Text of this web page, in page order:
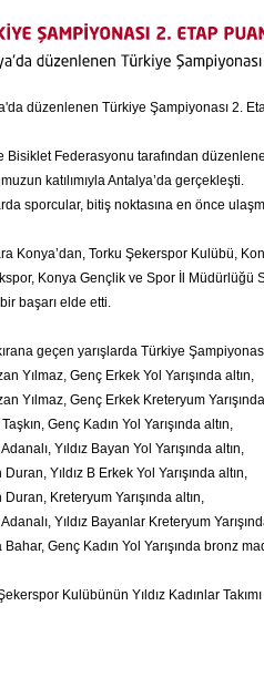
düzenlenen Türkiye Şampiyonası 2.
Bisiklet Federasyonu tarafından
katılımıyla Antalya’da gerçekleşti.
sporcular, bitiş noktasına en önce
Konya’dan, Torku Şekerspor Kulübü,
Konya Gençlik ve Spor İl Müdürlüğü
başarı elde etti.
geçen yarışlarda Türkiye
Yılmaz, Genç Erkek Yol Yarışında altın,
Yılmaz, Genç Erkek Kreteryum
Genç Kadın Yol Yarışında altın,
Yıldız Bayan Yol Yarışında altın,
Duran, Yıldız B Erkek Yol Yarışında altın,
Duran, Kreteryum Yarışında altın,
Yıldız Bayanlar Kreteryum
Genç Kadın Yol Yarışında bronz
Kulübünün Yıldız Kadınlar